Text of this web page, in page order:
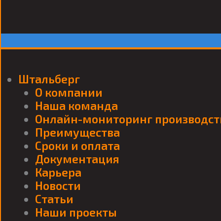
Штальберг
О компании
Наша команда
Онлайн-мониторинг
Преимущества
Сроки и оплата
Документация
Карьера
Новости
Статьи
Наши проекты